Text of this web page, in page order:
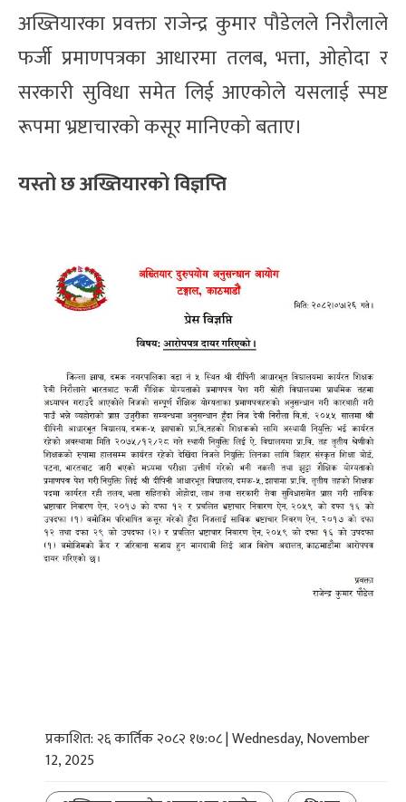
अख्तियारका प्रवक्ता राजेन्द्र कुमार पौडेलले निरौलाले
फर्जी प्रमाणपत्रका आधारमा तलब, भत्ता, ओहोदा र
सरकारी सुविधा समेत लिई आएकोले यसलाई स्पष्ट
रूपमा भ्रष्टाचारको कसूर मानिएको बताए।
यस्तो छ अख्तियारको विज्ञप्ति
प्रकाशित: २६ कार्तिक २०८२ १७:०८ | Wednesday, November
12, 2025